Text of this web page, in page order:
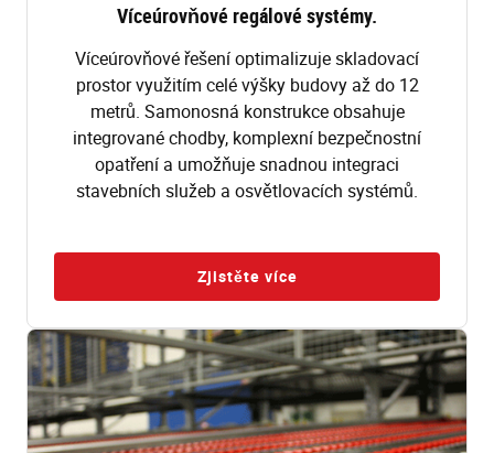
Víceúrovňové regálové systémy.
Víceúrovňové řešení optimalizuje skladovací
prostor využitím celé výšky budovy až do 12
metrů. Samonosná konstrukce obsahuje
integrované chodby, komplexní bezpečnostní
opatření a umožňuje snadnou integraci
stavebních služeb a osvětlovacích systémů.
Zjistěte více